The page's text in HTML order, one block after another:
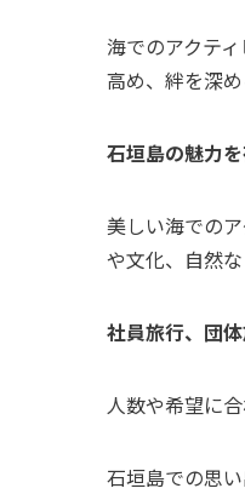
海でのアクテ
高め、絆を深め
石垣島の魅力
美しい海での
や文化、自然
社員旅行、団
人数や希望に
石垣島での思